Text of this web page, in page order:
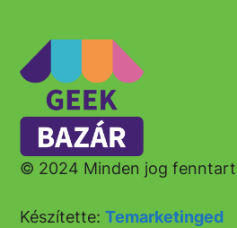
© 2024 Minden jog
Készítette:Temarketinged